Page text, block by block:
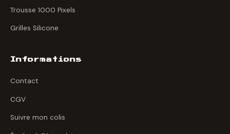
Trousse 1000 Pixels
Grilles Silicone
Informations
Contact
CGV
Suivre mon colis